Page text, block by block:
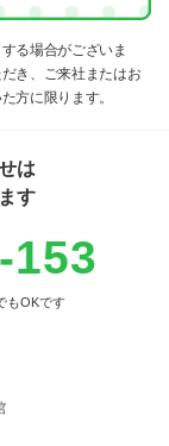
る場合がございま
き、ご来社またはお
方に限ります。
は
す
153
もOKです